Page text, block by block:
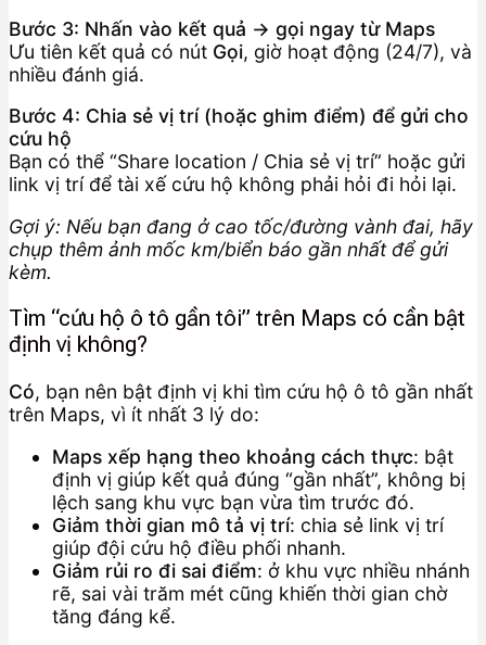
Bước 3: Nhấn vào kết quả → gọi ngay từ Maps
Ưu tiên kết quả có nút Gọi, giờ hoạt động (24/7), và
nhiều đánh giá.
Bước 4: Chia sẻ vị trí (hoặc ghim điểm) để gửi cho
cứu hộ
Bạn có thể “Share location / Chia sẻ vị trí” hoặc gửi
link vị trí để tài xế cứu hộ không phải hỏi đi hỏi lại.
Gợi ý: Nếu bạn đang ở cao tốc/đường vành đai, hãy
chụp thêm ảnh mốc km/biển báo gần nhất để gửi
kèm.
Tìm “cứu hộ ô tô gần tôi” trên Maps có cần bật
định vị không?
Có, bạn nên bật định vị khi tìm cứu hộ ô tô gần nhất
trên Maps, vì ít nhất 3 lý do:
Maps xếp hạng theo khoảng cách thực: bật
định vị giúp kết quả đúng “gần nhất”, không bị
lệch sang khu vực bạn vừa tìm trước đó.
Giảm thời gian mô tả vị trí: chia sẻ link vị trí
giúp đội cứu hộ điều phối nhanh.
Giảm rủi ro đi sai điểm: ở khu vực nhiều nhánh
rẽ, sai vài trăm mét cũng khiến thời gian chờ
tăng đáng kể.